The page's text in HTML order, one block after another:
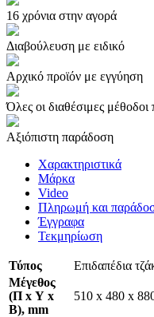
16 χρόνια στην αγορά
Διαβούλευση με ειδικό
Αρχικό προϊόν με εγγύηση
Όλες οι διαθέσιμες
Αξιόπιστη παράδοση
Χαρακτηριστικά
Μάρκα
Video
Πληρωμή και
Έγγραφα
Τεκμηρίωση
Τύπος
Επιδαπέδια
Μέγεθος
(Π x Υ x
Β), mm
510 x 480 x